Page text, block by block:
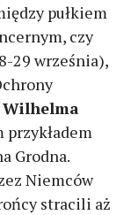
pułkiem
czy
29 września),
Wilhelma
przykładem
Grodna.
Niemców
stracili aż